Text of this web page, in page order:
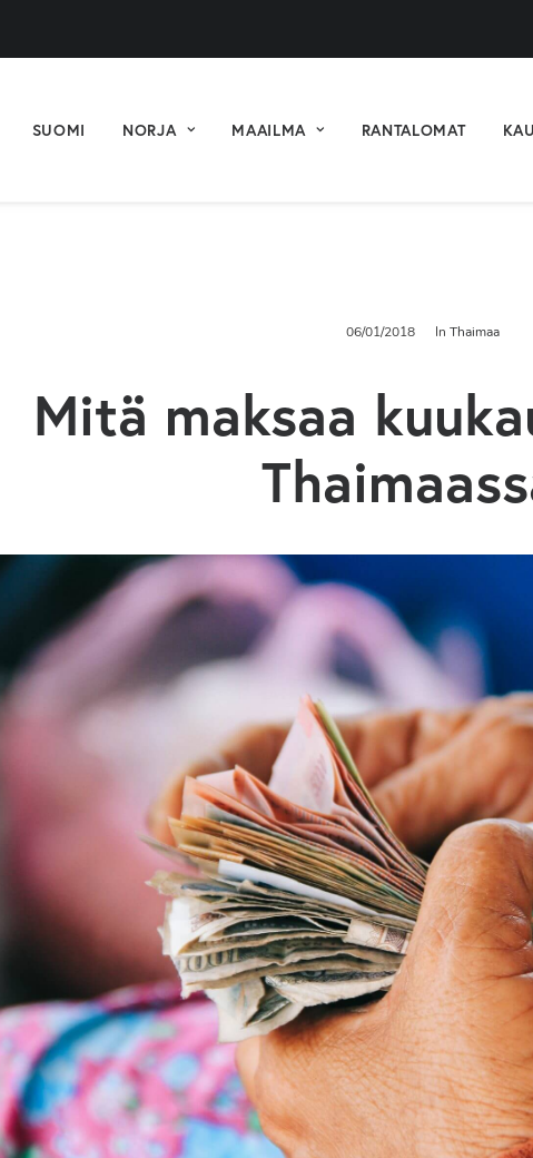
SUOMI NORJA MAAILMA RANTALOMAT
06/01/2018 In Thaimaa
Mitä maksaa